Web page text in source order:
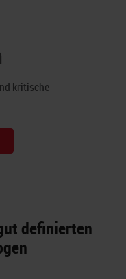
kritische
definierten